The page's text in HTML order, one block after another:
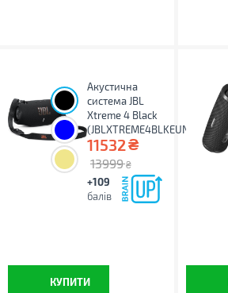
Акустична
система JBL
Xtreme 4 Black
(JBLXTREME4BLKEUNA)
11532₴
13999 ₴
+109
балів
КУПИТИ